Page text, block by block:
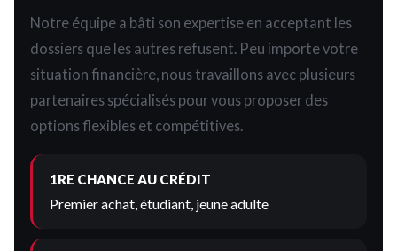
Notre équipe a bâti son expertise en acceptant les
dossiers que les autres refusent. Peu importe votre
situation financière, nous travaillons avec plusieurs
partenaires spécialisés pour vous proposer des
options flexibles et compétitives.
1RE CHANCE AU CRÉDIT
Premier achat, étudiant, jeune adulte